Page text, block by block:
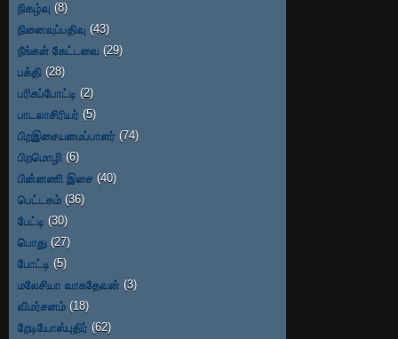
நிகழ்வு (8)
நினைவுப்பதிவு (43)
நீங்கள் கேட்டவை (29)
பக்தி (28)
பரிசுப்போட்டி (2)
பாடலாசிரியர் (5)
பிறஇசையமைப்பாளர் (74)
பிறமொழி (6)
பின்னணி இசை (40)
பெட்டகம் (36)
பேட்டி (30)
பொது (27)
போட்டி (5)
மலேசியா வாசுதேவன் (3)
விமர்சனம் (18)
றேடியோஸ்புதிர் (62)